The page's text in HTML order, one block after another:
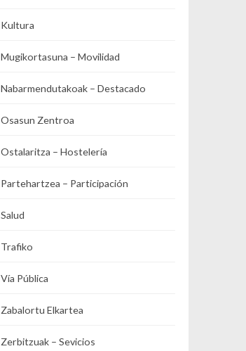
Kultura
Mugikortasuna – Movilidad
Nabarmendutakoak – Destacado
Osasun Zentroa
Ostalaritza – Hostelería
Partehartzea – Participación
Salud
Trafiko
Vía Pública
Zabalortu Elkartea
Zerbitzuak – Sevicios